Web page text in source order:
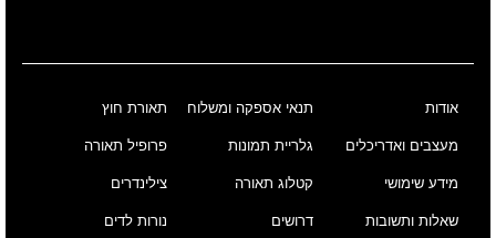
אודות
מעצבים ואדריכלים
מידע שימושי
שאלות ותשובות
תנאי אספקה ומשלוח
גלריית תמונות
קטלוג תאורה
דרושים
תאורת חוץ
פרופיל תאורה
צילינדרים
נורות לדים